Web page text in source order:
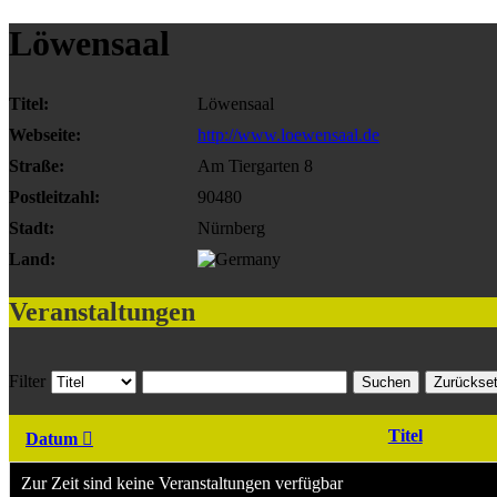
Löwensaal
Titel:
Löwensaal
Webseite:
http://www.loewensaal.de
Straße:
Am Tiergarten 8
Postleitzahl:
90480
Stadt:
Nürnberg
Land:
Veranstaltungen
Filter Suchen
Datum Titel
Zur Zeit sind keine Veranstaltungen verfügbar